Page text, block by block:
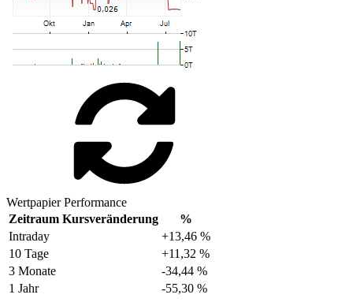
Wertpapier Performance
Zeitraum Kursveränderung
%
Intraday
+13,46 %
10 Tage
+11,32 %
3 Monate
-34,44 %
1 Jahr
-55,30 %